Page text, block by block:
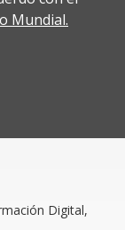
Mundial.
Digital,